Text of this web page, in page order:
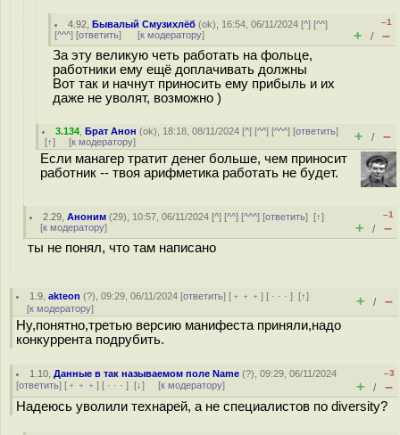
4.92 ,Бывалый Смузихлёб (ok), 16:54, 06/11/2024 [^] [^^]
[^^^] [ответить] [к модератору]
–1
+ / –
За эту великую четь работать на фольце,
работники ему ещё доплачивать должны
Вот так и начнут приносить ему прибыль и их
даже не уволят, возможно )
3.134 ,Брат Анон (ok), 18:18, 08/11/2024 [^] [^^] [^^^] [ответить]
[↑] [к модератору] + / –
Если манагер тратит денег больше, чем приносит
работник -- твоя арифметика работать не будет.
2.29 ,Аноним (29), 10:57, 06/11/2024 [^] [^^] [^^^] [ответить][↑]
[к модератору]
–1
+ / –
ты не понял, что там написано
1.9 ,akteon (?), 09:29, 06/11/2024 [ответить] [ ﹢﹢﹢] [ · · ·][↑]
[к модератору] + / –
Ну,понятно,третью версию манифеста приняли,надо
конкуррента подрубить.
1.10 ,Данные в так называемом поле Name (?), 09:29, 06/11/2024
[ответить] [ ﹢﹢﹢ ] [ · · · ] [↓] [к модератору]
–3
+ / –
Надеюсь уволили технарей, а не специалистов по diversity?